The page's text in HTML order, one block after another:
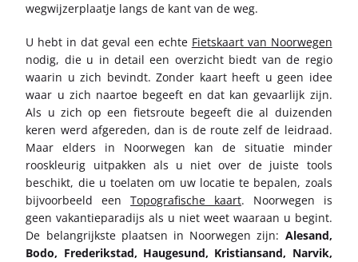
wegwijzerplaatje langs de kant van de weg.
U hebt in dat geval een echte Fietskaart van Noorwegen
nodig, die u in detail een overzicht biedt van de regio
waarin u zich bevindt. Zonder kaart heeft u geen idee
waar u zich naartoe begeeft en dat kan gevaarlijk zijn.
Als u zich op een fietsroute begeeft die al duizenden
keren werd afgereden, dan is de route zelf de leidraad.
Maar elders in Noorwegen kan de situatie minder
rooskleurig uitpakken als u niet over de juiste tools
beschikt, die u toelaten om uw locatie te bepalen, zoals
bijvoorbeeld eenTopografische kaart. Noorwegen is
geen vakantieparadijs als u niet weet waaraan u begint.
De belangrijkste plaatsen in Noorwegen zijn: Alesand,
Bodo, Frederikstad, Haugesund, Kristiansand, Narvik,